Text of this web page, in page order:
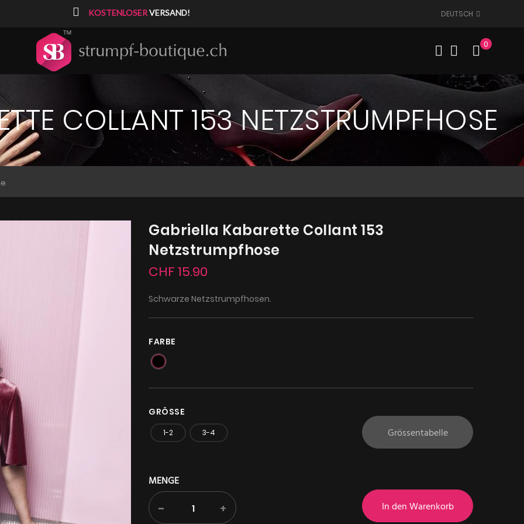
KOSTENLOSERVERSAND! DEUTSCH
0
COLLANT 153 NETZSTRUMPFHOSE
Gabriella Kabarette Collant 153
Netzstrumpfhose
CHF 15.90
Schwarze Netzstrumpfhosen.
FARBE
GRÖSSE
1-2 3-4 Grössentabelle
MENGE
- + In den Warenkorb